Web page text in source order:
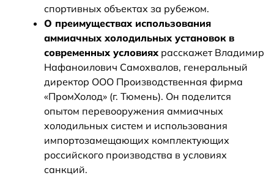
спортивных объектах за рубежом.
О преимуществах использования
аммиачных холодильных установок в
современных условиях расскажет Владимир
Нафаноилович Самохвалов, генеральный
директор ООО Производственная фирма
«ПромХолод» (г. Тюмень). Он поделится
опытом перевооружения аммиачных
холодильных систем и использования
импортозамещающих комплектующих
российского производства в условиях
санкций.